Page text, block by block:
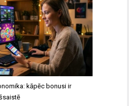
kāpēc bonusi ir